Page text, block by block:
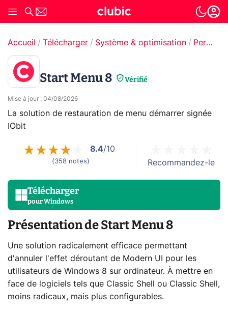
Accueil Télécharger Système & optimisation Personnalisation système
Start Menu 8 Vérifié
Mise à jour : 04/08/2026
La solution de restauration de menu démarrer signée
IObit
8.4/10
(358 notes) Recommandez-le
Télécharger
pourWindows
Présentation de Start Menu 8
Une solution radicalement efficace permettant
d'annuler l'effet déroutant de Modern UI pour les
utilisateurs de Windows 8 sur ordinateur. À mettre en
face de logiciels tels que Classic Shell ou Classic Shell,
moins radicaux, mais plus configurables.